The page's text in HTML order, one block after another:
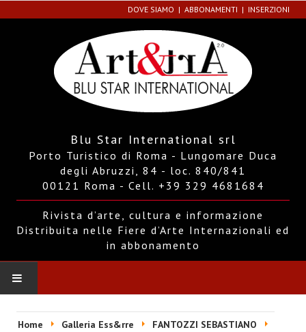
DOVE SIAMO ABBONAMENTI INSERZIONI
Blu Star International srl
Porto Turistico di Roma - Lungomare Duca
degli Abruzzi, 84 - loc. 840/841
00121 Roma - Cell. +39 329 4681684
Rivista d’arte, cultura e informazione
Distribuita nelle Fiere d’Arte Internazionali ed
in abbonamento
HOME
Home Galleria Ess&rre
FANTOZZI SEBASTIANO